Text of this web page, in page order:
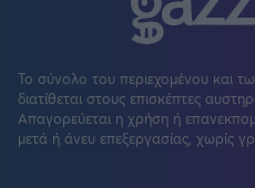
Το σύνολο του περιεχομένου και
διατίθεται στους επισκέπτες
Απαγορεύεται η χρήση ή
μετά ή άνευ επεξεργασίας, χωρίς